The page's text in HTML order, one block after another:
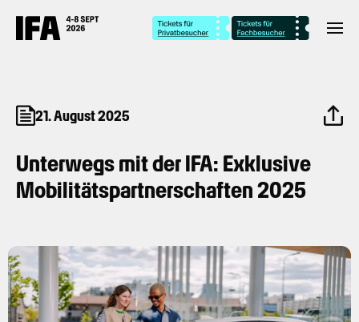
21. August 2025
Unterwegs mit der IFA: Exklusive
Mobilitätspartnerschaften 2025